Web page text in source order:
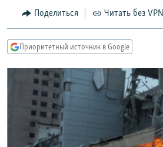
Вернутся
поиску
КУЛЬТУРА
КАВКАЗ.РЕАЛИИ
СЕВЕР.РЕАЛИИ
СИБИРЬ.РЕАЛИИ
РАСПИСАНИЕ ВЕЩАНИЯ
ПОДПИШИТЕСЬ НА РАССЫЛКУ
Поделиться Читать без VPN
Приоритетный источник в Google